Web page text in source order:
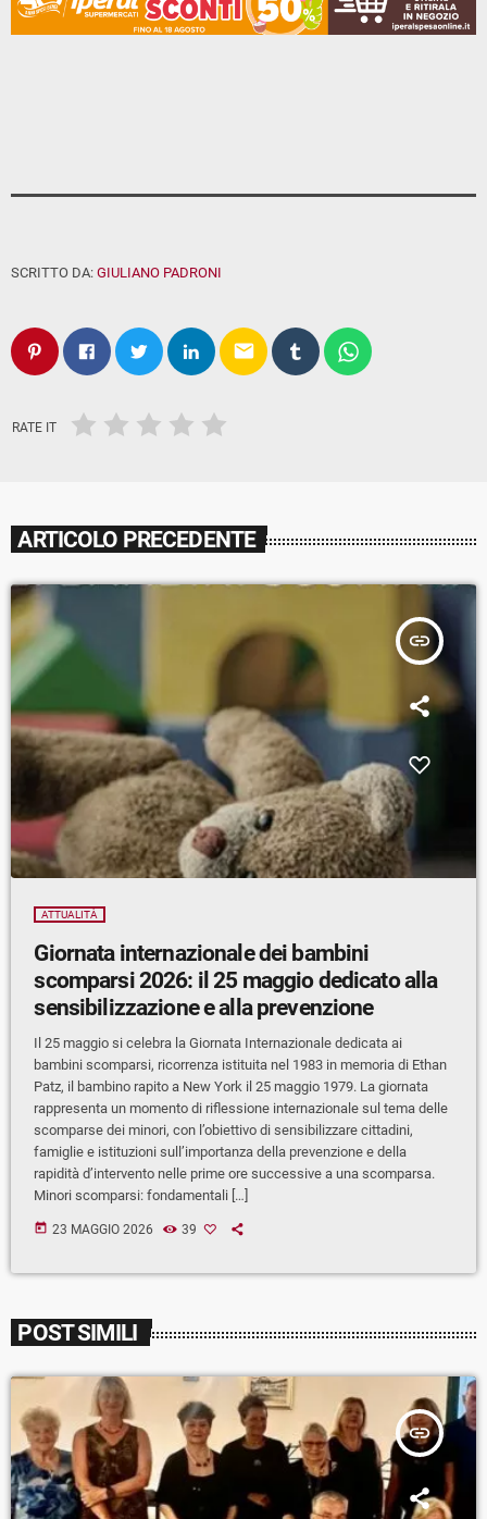
SCRITTO DA: GIULIANO PADRONI
email
RATE IT
ARTICOLO PRECEDENTE
insert_link
ATTUALITÀ
Giornata internazionale dei bambini
scomparsi 2026: il 25 maggio dedicato alla
sensibilizzazione e alla prevenzione
Il 25 maggio si celebra la Giornata Internazionale dedicata ai
bambini scomparsi, ricorrenza istituita nel 1983 in memoria di Ethan
Patz, il bambino rapito a New York il 25 maggio 1979. La giornata
rappresenta un momento di riflessione internazionale sul tema delle
scomparse dei minori, con l’obiettivo di sensibilizzare cittadini,
famiglie e istituzioni sull’importanza della prevenzione e della
rapidità d’intervento nelle prime ore successive a una scomparsa.
Minori scomparsi: fondamentali […]
today 23 MAGGIO 2026 39
POST SIMILI
insert_link